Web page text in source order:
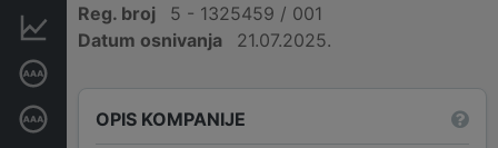
Finansijski podaci
Dubinska bonitetna ocjena
Reg. broj
5 - 1325459 / 001
Datum osnivanja
21.07.2025.
OPIS KOMPANIJE